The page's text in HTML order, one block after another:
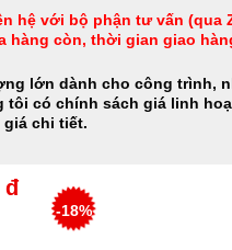
hệ với bộ phận tư vấn (qua
hàng còn, thời gian giao
lớn dành cho công trình,
tôi có chính sách giá linh
giá chi tiết.
đ
-18%